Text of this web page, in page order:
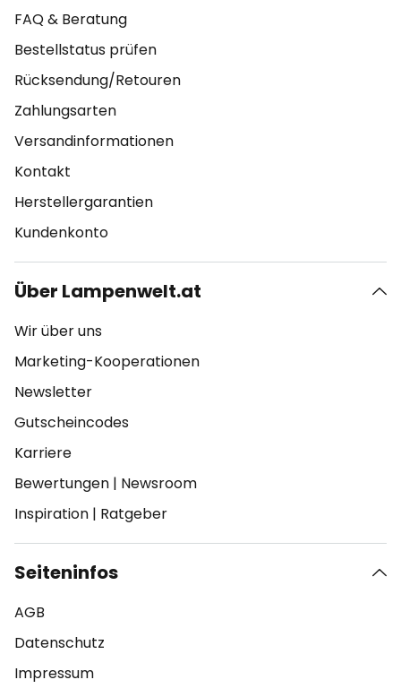
FAQ & Beratung
Bestellstatus prüfen
Rücksendung/Retouren
Zahlungsarten
Versandinformationen
Kontakt
Herstellergarantien
Kundenkonto
Über Lampenwelt.at
Wir über uns
Marketing-Kooperationen
Newsletter
Gutscheincodes
Karriere
Bewertungen | Newsroom
Inspiration | Ratgeber
Seiteninfos
AGB
Datenschutz
Impressum